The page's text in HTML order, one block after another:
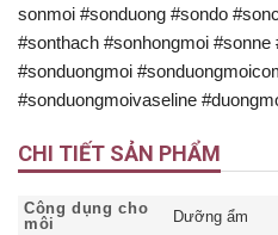
sonmoi #sonduong #sondo
#sonthach #sonhongmoi #sonne
#sonduongmoi
#sonduongmoivaseline
CHI TIẾT SẢN PHẨM
Công dụng cho
môi
Dưỡng ẩm